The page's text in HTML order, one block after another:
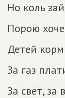
Но коль
Порою
Детей
За газ
За свет, за